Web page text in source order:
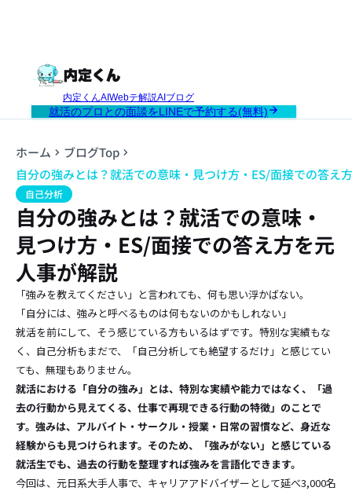
内定くんAI Webテ解説AI ブログ
就活のプロとの面談をLINEで予約する(無料)
ホーム
ブログTop
自分の強みとは？就活での意味・見つけ方・ES/面接での答え
自己分析
自分の強みとは？就活での意味・
見つけ方・ES/面接での答え方を元
人事が解説
「強みを教えてください」と言われても、何も思い浮かばない。
「自分には、強みと呼べるものは何もないのかもしれない」
就活を前にして、そう感じている方もいるはずです。特別な実績もな
く、自己分析もまだで、「自己分析しても絶望するだけ」と感じてい
ても、無理もありません。
就活における「自分の強み」とは、特別な実績や能力ではなく、「過
去の行動から見えてくる、仕事で再現できる行動の特徴」のことで
す。強みは、アルバイト・サークル・授業・日常の習慣など、身近な
経験からも見つけられます。そのため、「強みがない」と感じている
就活生でも、過去の行動を整理すれば強みを言語化できます。
今回は、元日系大手人事で、キャリアアドバイザーとして延べ3,000名